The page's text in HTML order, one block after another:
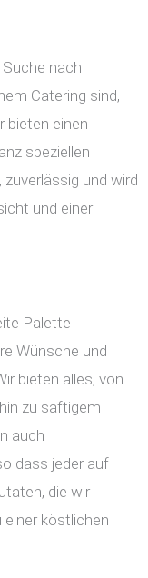
nach
Catering sind,
bieten einen
speziellen
und wird
und einer
Palette
Wünsche und
bieten alles, von
zu saftigem
auch
dass jeder auf
die wir
einer köstlichen